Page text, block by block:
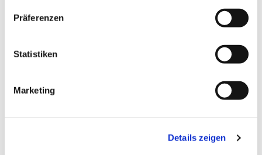
Präferenzen
Statistiken
Marketing
Details zeigen